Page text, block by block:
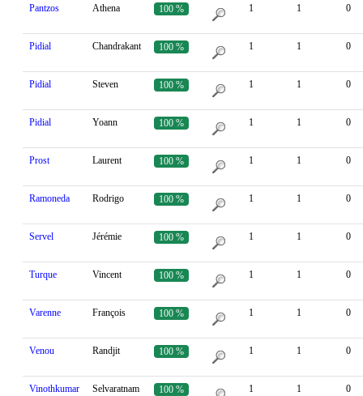
Pantzos Athena 100 % 1 1 0
Pidial Chandrakant 100 % 1 1 0
Pidial Steven 100 % 1 1 0
Pidial Yoann 100 % 1 1 0
Prost Laurent 100 % 1 1 0
Ramoneda Rodrigo 100 % 1 1 0
Servel Jérémie 100 % 1 1 0
Turque Vincent 100 % 1 1 0
Varenne François 100 % 1 1 0
Venou Randjit 100 % 1 1 0
Vinothkumar Selvaratnam 100 % 1 1 0